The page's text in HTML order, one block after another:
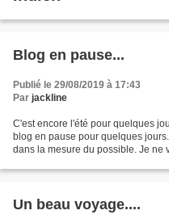
Blog en pause...
Publié le 29/08/2019 à 17:43
Par jackline
C'est encore l'été pour quelques
blog en pause pour quelques
dans la mesure du possible. Je ne
Un beau voyage....